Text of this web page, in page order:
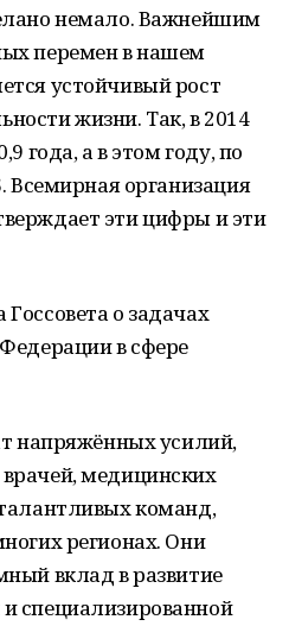
немало. Важнейшим
перемен в нашем
устойчивый рост
жизни. Так, в 2014
года, а в этом году, по
Всемирная организация
эти цифры и эти
о задачах
в сфере
напряжённых усилий,
медицинских
команд,
регионах. Они
вклад в развитие
специализированной